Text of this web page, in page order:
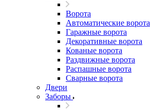
Ворота
Автоматические ворота
Гаражные ворота
Декоративные ворота
Кованые ворота
Раздвижные ворота
Распашные ворота
Сварные ворота
Двери
Заборы